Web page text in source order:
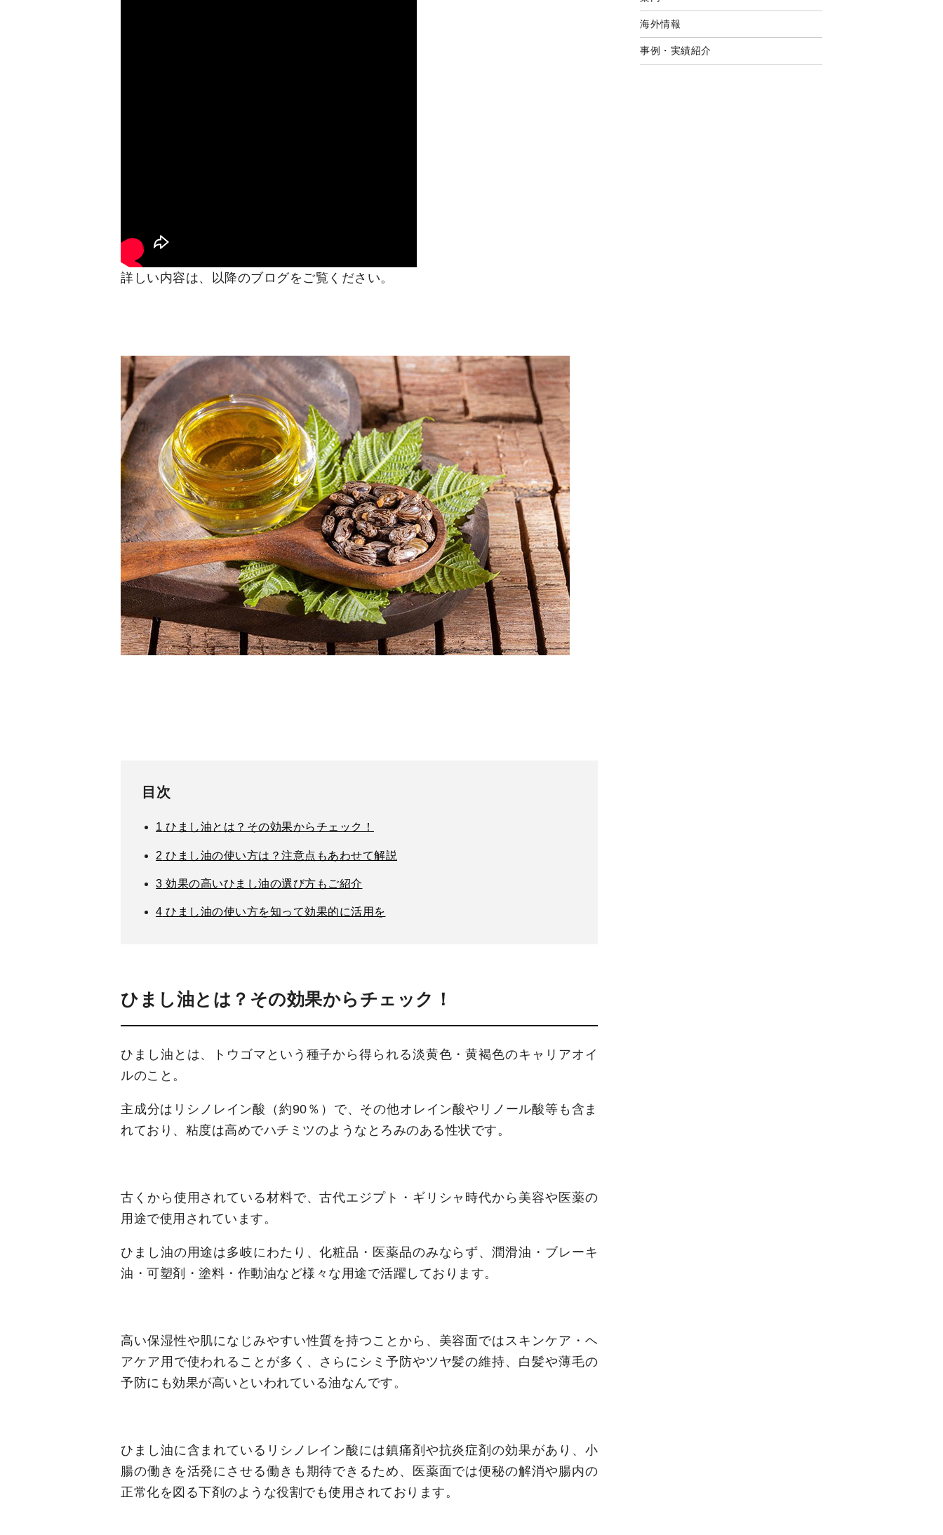
詳しい内容は、以降のブログをご覧ください。
目次
1 ひまし油とは？その効果からチェック！
2 ひまし油の使い方は？注意点もあわせて解説
3 効果の高いひまし油の選び方もご紹介
4 ひまし油の使い方を知って効果的に活用を
ひまし油とは？その効果からチェック！
ひまし油とは、トウゴマという種子から得られる淡黄色・黄褐色のキャリアオイ
ルのこと。
主成分はリシノレイン酸（約90％）で、その他オレイン酸やリノール酸等も含ま
れており、粘度は高めでハチミツのようなとろみのある性状です。
古くから使用されている材料で、古代エジプト・ギリシャ時代から美容や医薬の
用途で使用されています。
ひまし油の用途は多岐にわたり、化粧品・医薬品のみならず、潤滑油・ブレーキ
油・可塑剤・塗料・作動油など様々な用途で活躍しております。
高い保湿性や肌になじみやすい性質を持つことから、美容面ではスキンケア・ヘ
アケア用で使われることが多く、さらにシミ予防やツヤ髪の維持、白髪や薄毛の
予防にも効果が高いといわれている油なんです。
ひまし油に含まれているリシノレイン酸には鎮痛剤や抗炎症剤の効果があり、小
腸の働きを活発にさせる働きも期待できるため、医薬面では便秘の解消や腸内の
正常化を図る下剤のような役割でも使用されております。
海外情報
事例・実績紹介